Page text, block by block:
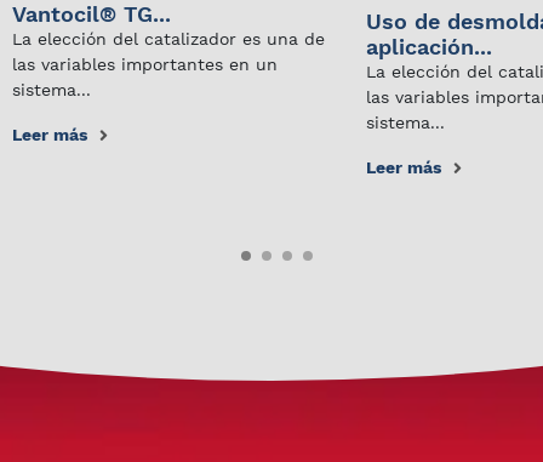
Vantocil® TG...
La elección del catalizador es una de
las variables importantes en un
sistema...
Leer más
Uso de
aplicación...
La elección del
las variables
sistema...
Leer más